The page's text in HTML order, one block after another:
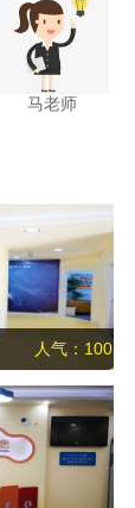
马老师
人气：100